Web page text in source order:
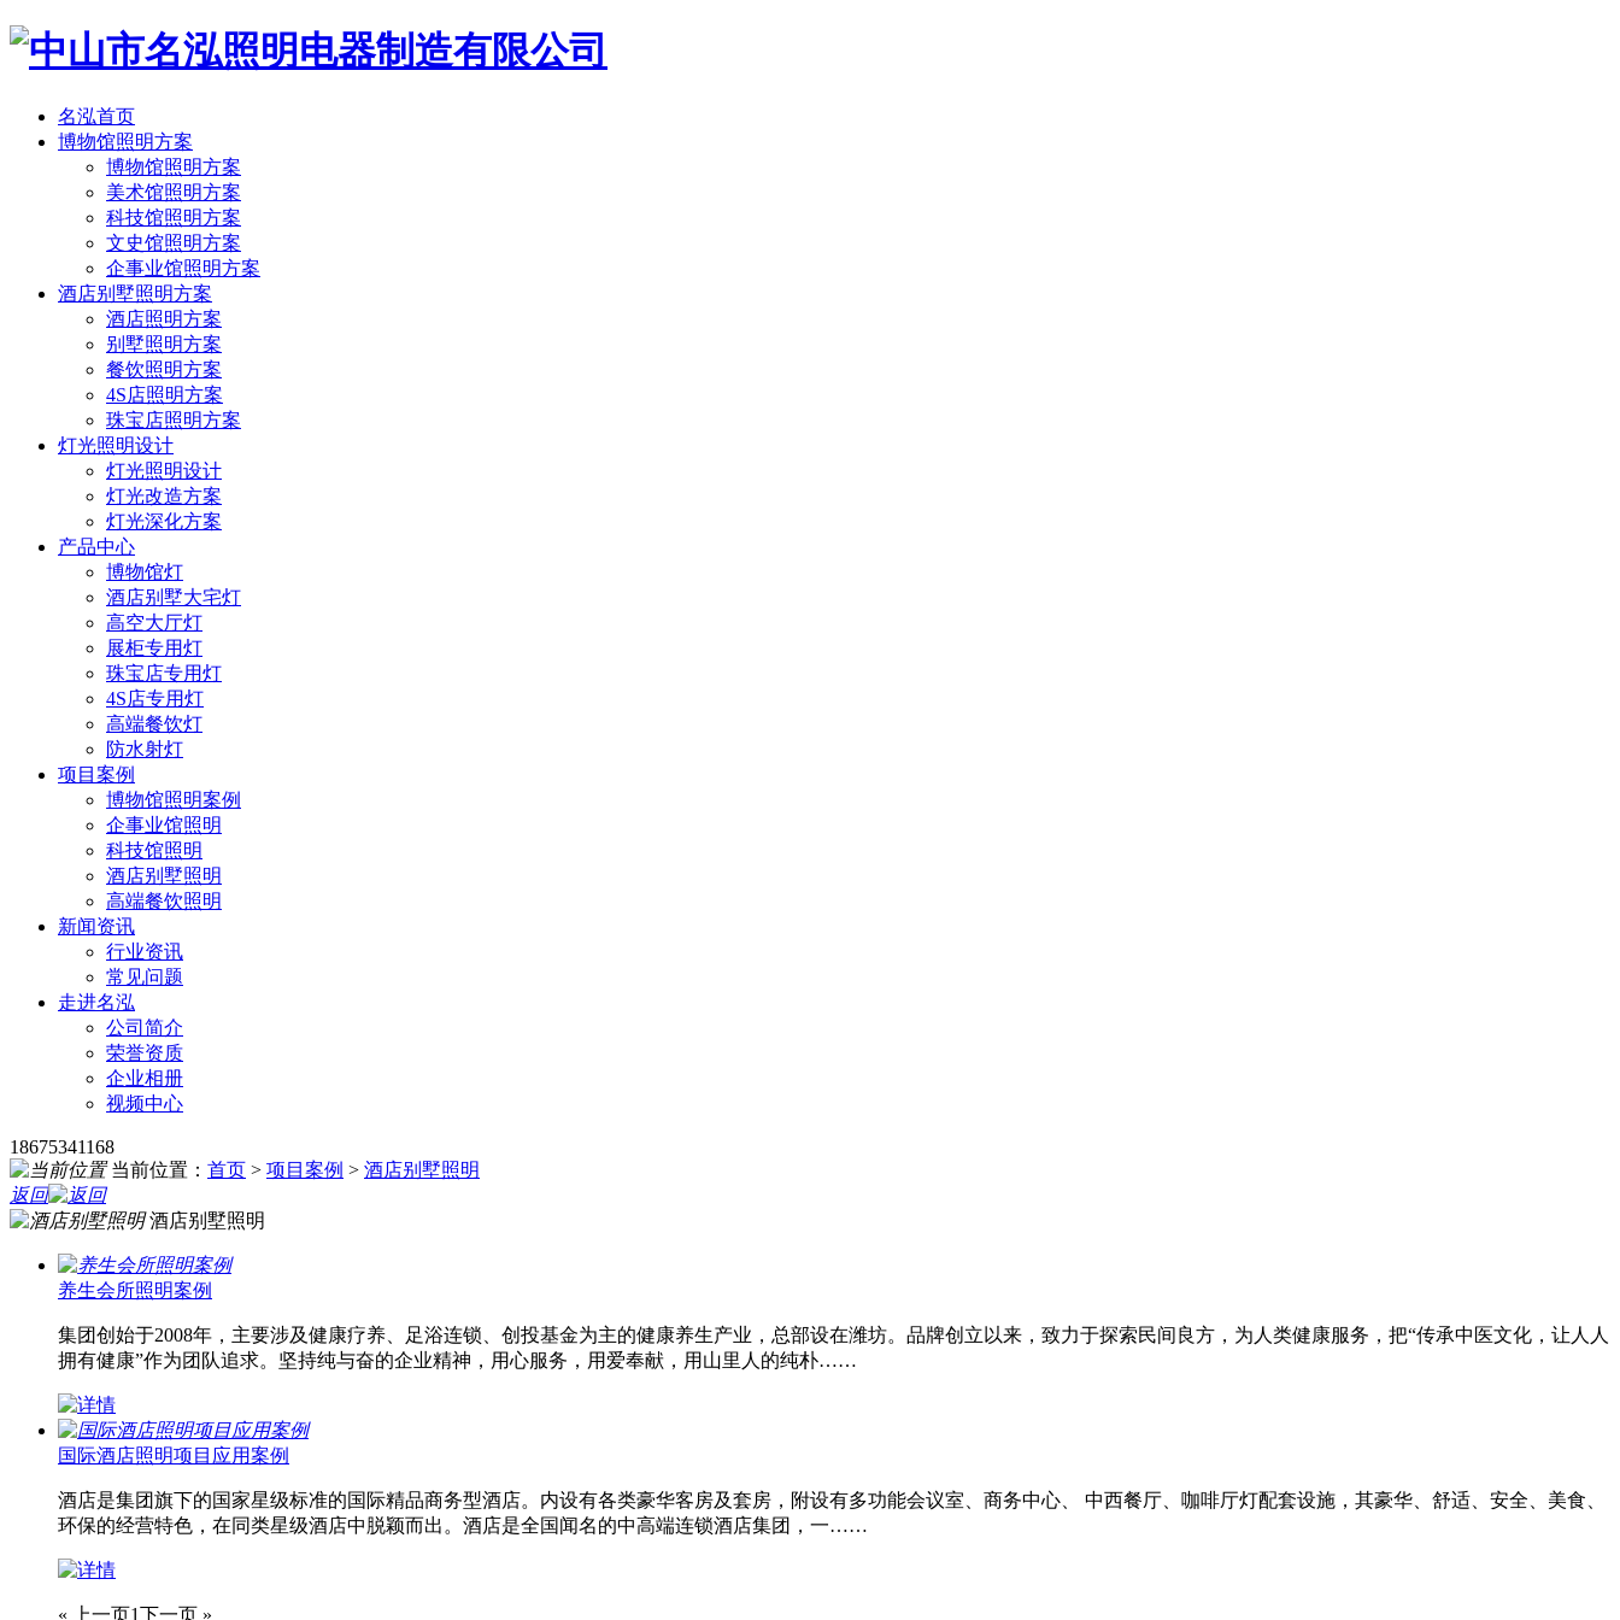
名泓首页
博物馆照明方案
博物馆照明方案
美术馆照明方案
科技馆照明方案
文史馆照明方案
企事业馆照明方案
酒店别墅照明方案
酒店照明方案
别墅照明方案
餐饮照明方案
4S店照明方案
珠宝店照明方案
灯光照明设计
灯光照明设计
灯光改造方案
灯光深化方案
产品中心
博物馆灯
酒店别墅大宅灯
高空大厅灯
展柜专用灯
珠宝店专用灯
4S店专用灯
高端餐饮灯
防水射灯
项目案例
博物馆照明案例
企事业馆照明
科技馆照明
酒店别墅照明
高端餐饮照明
新闻资讯
行业资讯
常见问题
走进名泓
公司简介
荣誉资质
企业相册
视频中心
18675341168
当前位置： 首页 > 项目案例 > 酒店别墅照明
返回
酒店别墅照明
养生会所照明案例
集团创始于2008年，主要涉及健康疗养、足浴连锁、创投基金为主的健康养生产业，总部设在潍坊。品牌创立以来，致力于探索民间良方，为人类健康服务，把“传承中医文化，让人人
拥有健康”作为团队追求。坚持纯与奋的企业精神，用心服务，用爱奉献，用山里人的纯朴……
国际酒店照明项目应用案例
酒店是集团旗下的国家星级标准的国际精品商务型酒店。内设有各类豪华客房及套房，附设有多功能会议室、商务中心、 中西餐厅、咖啡厅灯配套设施，其豪华、舒适、安全、美食、
环保的经营特色，在同类星级酒店中脱颖而出。酒店是全国闻名的中高端连锁酒店集团，一……
« 上一页1下一页 »